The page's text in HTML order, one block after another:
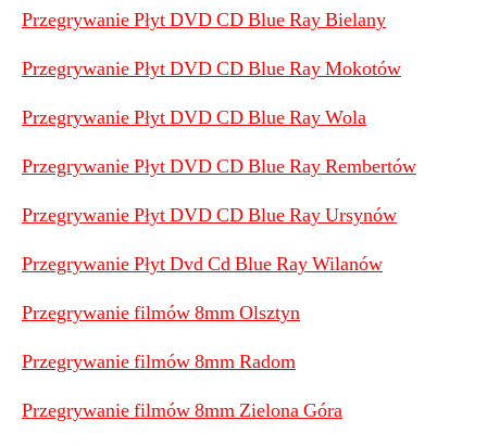
Przegrywanie Płyt DVD CD Blue Ray Bielany
Przegrywanie Płyt DVD CD Blue Ray Mokotów
Przegrywanie Płyt DVD CD Blue Ray Wola
Przegrywanie Płyt DVD CD Blue Ray Rembertów
Przegrywanie Płyt DVD CD Blue Ray Ursynów
Przegrywanie Płyt Dvd Cd Blue Ray Wilanów
Przegrywanie filmów 8mm Olsztyn
Przegrywanie filmów 8mm Radom
Przegrywanie filmów 8mm Zielona Góra